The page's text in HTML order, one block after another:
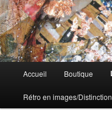
principal
Aller
au
Aller
au
Accueil Boutique
Rétro en images/